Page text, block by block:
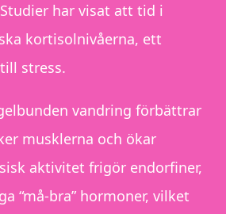
har visat att tid i
kortisolnivåerna, ett
stress.
vandring förbättrar
musklerna och ökar
aktivitet frigör endorfiner,
“må-bra” hormoner, vilket